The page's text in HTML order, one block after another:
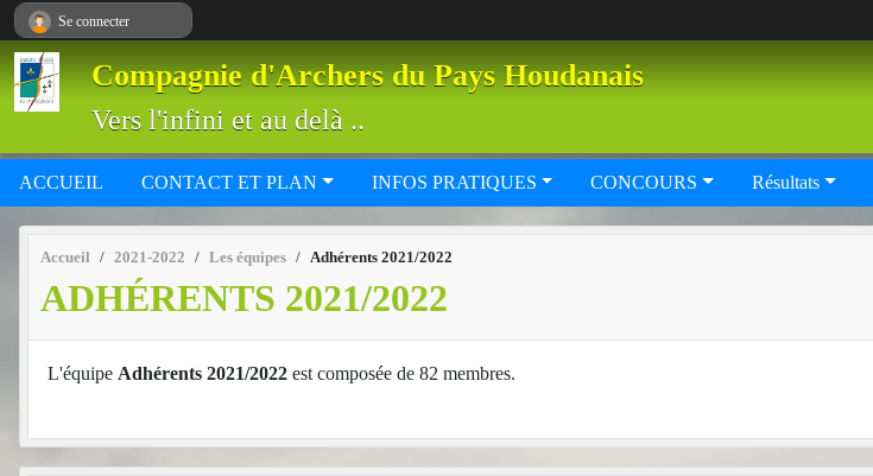
Compagnie d'Archers du Pays Houdanais
Vers l'infini et au delà ..
ACCUEIL CONTACT ET PLAN INFOS PRATIQUES CONCOURS Résultats
Accueil 2021-2022 Les équipes Adhérents 2021/2022
ADHÉRENTS 2021/2022
L'équipe Adhérents 2021/2022 est composée de 82 membres.
Se connecter
Panneau de gestion des cookies